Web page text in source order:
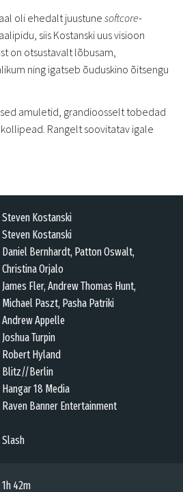
oli ehedalt juustunesoftcore-
siis Kostanski uus visioon
on otsustavalt lõbusam,
ning igatseb õuduskino õitsengu
amuletid, grandioosselt tobedad
Rangelt soovitatav igale
Steven Kostanski
Steven Kostanski
Daniel Bernhardt, Patton Oswalt,
Christina Orjalo
James Fler, Andrew Thomas Hunt,
Michael Paszt, Pasha Patriki
Andrew Appelle
Joshua Turpin
Robert Hyland
Blitz//Berlin
Hangar 18 Media
Raven Banner Entertainment
Slash
1h 42m